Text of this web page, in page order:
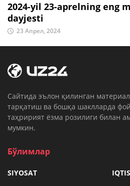
2024-yil 23-aprelning eng
dayjesti
23 Апрел, 2024
Cайтида эълон қилинган
тарқатиш ва бошқа шаклларда
таҳририят ёзма розилиги билан
мумкин.
Бўлимлар
SIYOSAT